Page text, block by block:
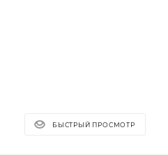
БЫСТРЫЙ ПРОСМОТР